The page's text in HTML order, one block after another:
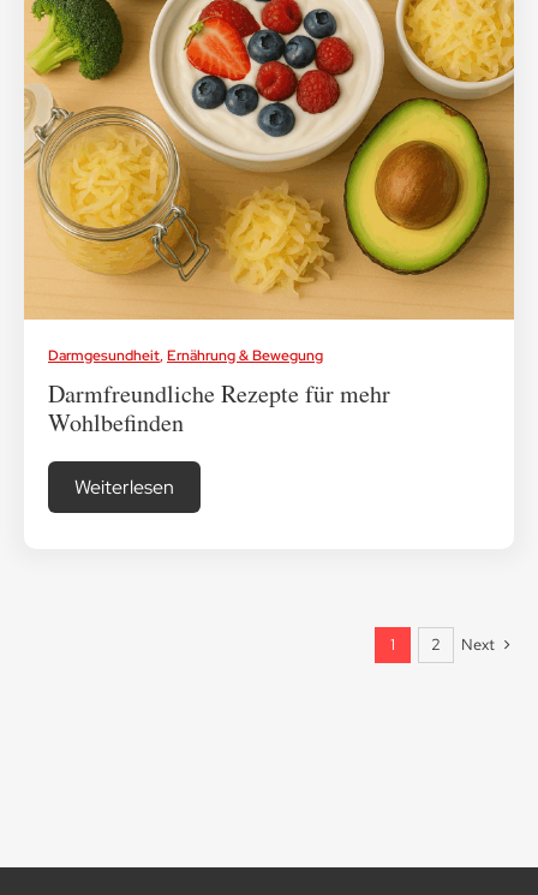
Darmgesundheit,Ernährung & Bewegung
Darmfreundliche Rezepte für mehr
Wohlbefinden
Weiterlesen
1 2 Next